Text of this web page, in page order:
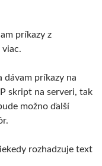
príkazy z
viac.
dávam príkazy na
skript na serveri, tak
možno ďalší
rozhadzuje text